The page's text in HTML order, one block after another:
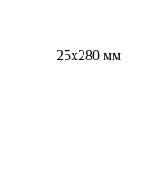
25х280 мм